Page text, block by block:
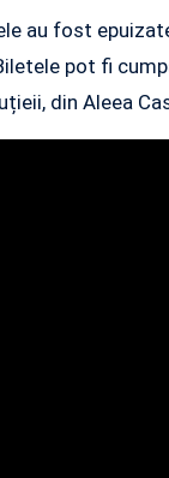
au fost
pot fi
din Aleea